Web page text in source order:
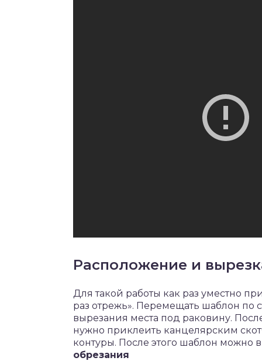
Расположение и
Для такой работы как раз уместно
раз отрежь». Перемещать шаблон по
вырезания места под раковину.
нужно приклеить канцелярским
контуры. После этого шаблон можно
обрезания